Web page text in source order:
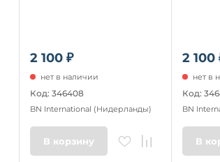
2 100 ₽
нет в наличии
Код: 346408
BN International (Нидерланды)
В корзину
2 100
нет в
Код:
BN
В